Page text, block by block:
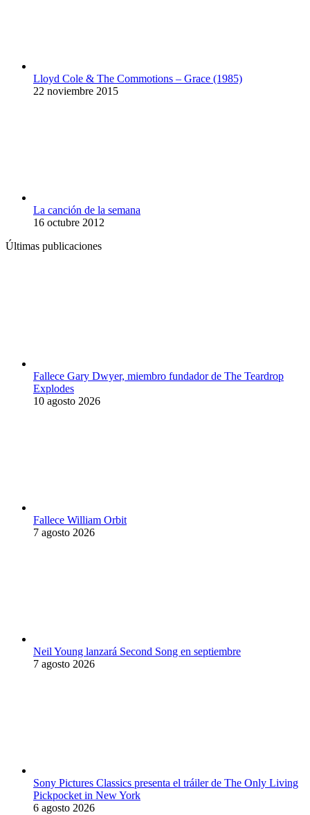
Lloyd Cole & The Commotions – Grace (1985)
22 noviembre 2015
La canción de la semana
16 octubre 2012
Últimas publicaciones
Fallece Gary Dwyer, miembro fundador de The Teardrop
Explodes
10 agosto 2026
Fallece William Orbit
7 agosto 2026
Neil Young lanzará Second Song en septiembre
7 agosto 2026
Sony Pictures Classics presenta el tráiler de The Only Living
Pickpocket in New York
6 agosto 2026